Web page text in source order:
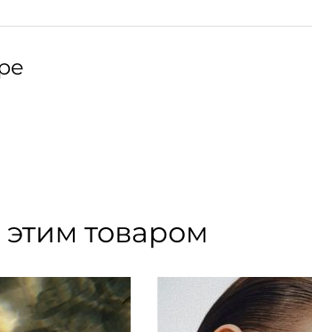
1-X2
этим товаром